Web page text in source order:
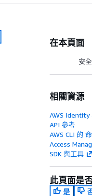
在本頁面
安
相關資源
AWS Identity
API 參考
AWS CLI 的
Access
SDK 與工具
此頁面是
是